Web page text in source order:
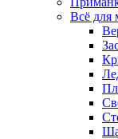
Всё для